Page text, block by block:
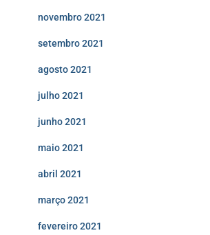
novembro 2021
setembro 2021
agosto 2021
julho 2021
junho 2021
maio 2021
abril 2021
março 2021
fevereiro 2021